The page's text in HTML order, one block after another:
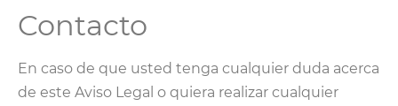
Contacto
En caso de que usted tenga cualquier duda acerca
de este Aviso Legal o quiera realizar cualquier